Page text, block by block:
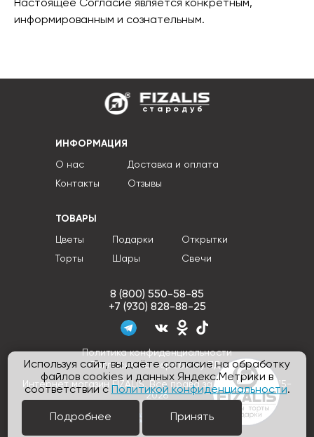
Используя сайт, вы даёте согласие на обработку
файлов cookies и данных Яндекс.Метрики в
соответствии с Политикой конфиденциальности.
Подробнее Принять
Настоящее Согласие является конкретным,
информированным и сознательным.
стародуб
ИНФОРМАЦИЯ
О нас
Контакты
Доставка и оплата
Отзывы
ТОВАРЫ
Цветы
Торты
Подарки
Шары
Открытки
Свечи
8 (800) 550-58-85
+7 (930) 828-88-25
Политика конфиденциальности
Согласие на обработку ПДн
Интернет магазин FIZALIS, Все права защищены © 2015-
2026